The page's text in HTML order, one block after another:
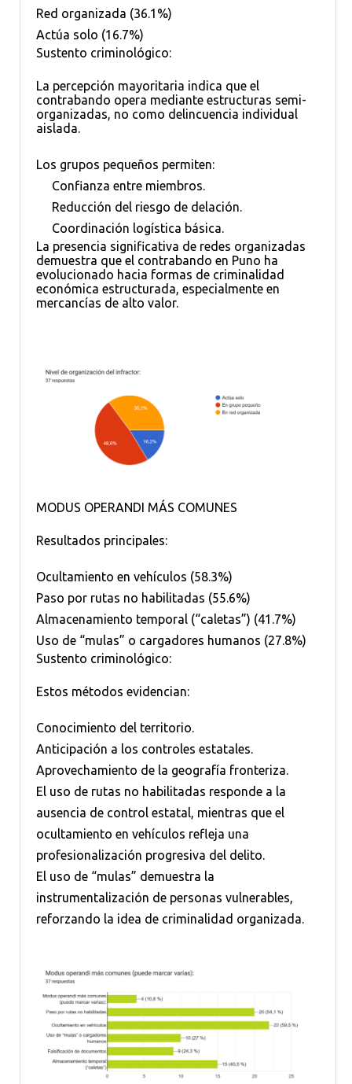
Red organizada (36.1%)
Actúa solo (16.7%)
Sustento criminológico:
La percepción mayoritaria indica que el
contrabando opera mediante estructuras semi-
organizadas, no como delincuencia individual
aislada.
Los grupos pequeños permiten:
Confianza entre miembros.
Reducción del riesgo de delación.
Coordinación logística básica.
La presencia significativa de redes organizadas
demuestra que el contrabando en Puno ha
evolucionado hacia formas de criminalidad
económica estructurada, especialmente en
mercancías de alto valor.
MODUS OPERANDI MÁS COMUNES
Resultados principales:
Ocultamiento en vehículos (58.3%)
Paso por rutas no habilitadas (55.6%)
Almacenamiento temporal (“caletas”) (41.7%)
Uso de “mulas” o cargadores humanos (27.8%)
Sustento criminológico:
Estos métodos evidencian:
Conocimiento del territorio.
Anticipación a los controles estatales.
Aprovechamiento de la geografía fronteriza.
El uso de rutas no habilitadas responde a la
ausencia de control estatal, mientras que el
ocultamiento en vehículos refleja una
profesionalización progresiva del delito.
El uso de “mulas” demuestra la
instrumentalización de personas vulnerables,
reforzando la idea de criminalidad organizada.